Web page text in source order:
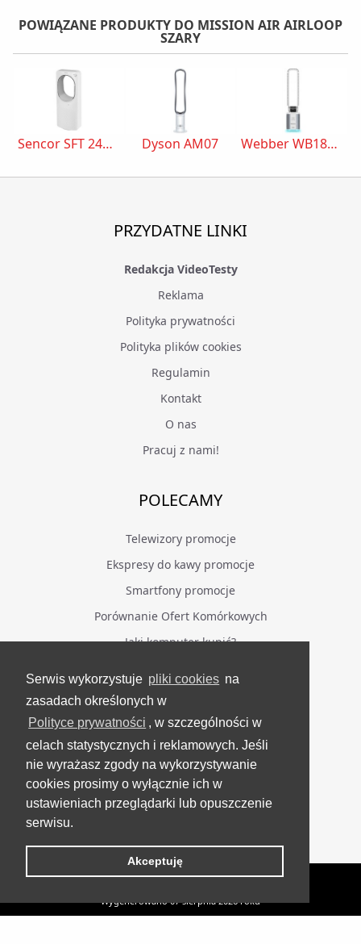
Serwis wykorzystuje pliki cookies na
zasadach określonych w
Polityce prywatności , w szczególności w
celach statystycznych i reklamowych. Jeśli
nie wyrażasz zgody na wykorzystywanie
cookies prosimy o wyłącznie ich w
ustawieniach przeglądarki lub opuszczenie
serwisu.
Akceptuję
POWIĄZANE PRODUKTY DO MISSION AIR AIRLOOP
SZARY
Sencor SFT 2403WH Dyson AM07 Webber WB1820 Biało-srebrny
PRZYDATNE LINKI
Redakcja VideoTesty
Reklama
Polityka prywatności
Polityka plików cookies
Regulamin
Kontakt
O nas
Pracuj z nami!
POLECAMY
Telewizory promocje
Ekspresy do kawy promocje
Smartfony promocje
Porównanie Ofert Komórkowych
Jaki komputer kupić?
BĄDŹ NA BIEŻĄCO
Facebook
Grupa Testerzy Videotestów
YouTube
Twitter
VideoTesty.pl Wszelkie prawa zastrzeżone
Wygenerowano 07 sierpnia 2026 roku